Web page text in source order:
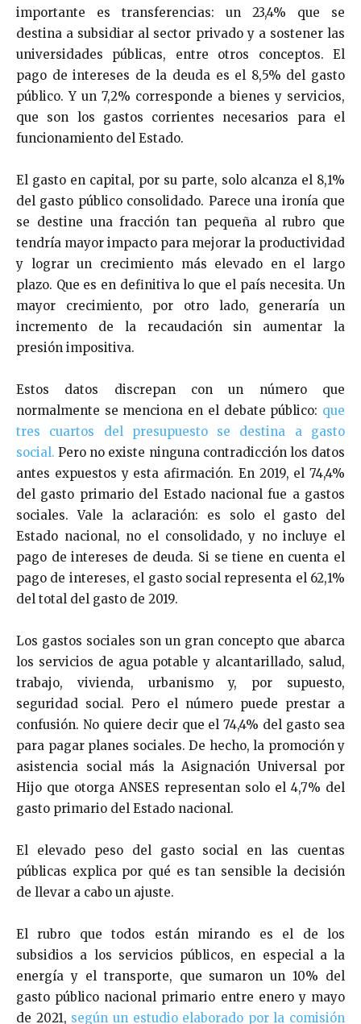
importante es transferencias: un 23,4% que se
destina a subsidiar al sector privado y a sostener las
universidades públicas, entre otros conceptos. El
pago de intereses de la deuda es el 8,5% del gasto
público. Y un 7,2% corresponde a bienes y servicios,
que son los gastos corrientes necesarios para el
funcionamiento del Estado.
El gasto en capital, por su parte, solo alcanza el 8,1%
del gasto público consolidado. Parece una ironía que
se destine una fracción tan pequeña al rubro que
tendría mayor impacto para mejorar la productividad
y lograr un crecimiento más elevado en el largo
plazo. Que es en definitiva lo que el país necesita. Un
mayor crecimiento, por otro lado, generaría un
incremento de la recaudación sin aumentar la
presión impositiva.
Estos datos discrepan con un número que
normalmente se menciona en el debate público: que
tres cuartos del presupuesto se destina a gasto
social. Pero no existe ninguna contradicción los datos
antes expuestos y esta afirmación. En 2019, el 74,4%
del gasto primario del Estado nacional fue a gastos
sociales. Vale la aclaración: es solo el gasto del
Estado nacional, no el consolidado, y no incluye el
pago de intereses de deuda. Si se tiene en cuenta el
pago de intereses, el gasto social representa el 62,1%
del total del gasto de 2019.
Los gastos sociales son un gran concepto que abarca
los servicios de agua potable y alcantarillado, salud,
trabajo, vivienda, urbanismo y, por supuesto,
seguridad social. Pero el número puede prestar a
confusión. No quiere decir que el 74,4% del gasto sea
para pagar planes sociales. De hecho, la promoción y
asistencia social más la Asignación Universal por
Hijo que otorga ANSES representan solo el 4,7% del
gasto primario del Estado nacional.
El elevado peso del gasto social en las cuentas
públicas explica por qué es tan sensible la decisión
de llevar a cabo un ajuste.
El rubro que todos están mirando es el de los
subsidios a los servicios públicos, en especial a la
energía y el transporte, que sumaron un 10% del
gasto público nacional primario entre enero y mayo
de 2021, según un estudio elaborado por la comisión